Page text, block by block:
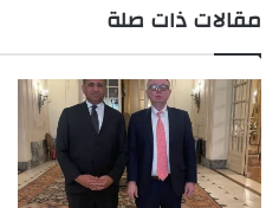
مقالات ذات صلة